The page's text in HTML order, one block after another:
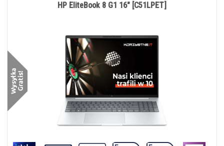
HP EliteBook 8 G1 16" [C51LPET]